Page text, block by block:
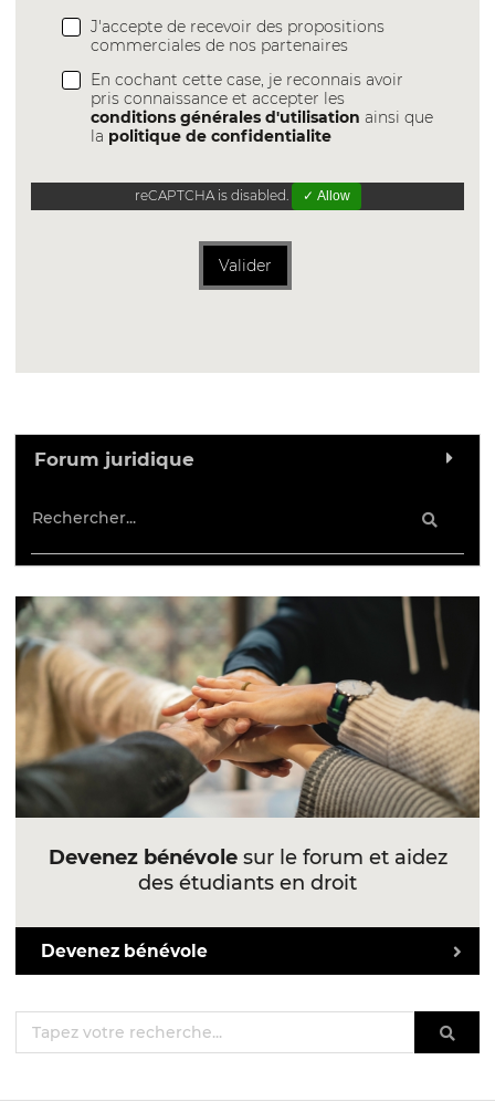
J'accepte de recevoir des propositions
commerciales de nos partenaires
En cochant cette case, je reconnais avoir
pris connaissance et accepter les
conditions générales d'utilisation ainsi que
la politique de confidentialite
reCAPTCHA is disabled. ✓ Allow
Valider
Forum juridique
Devenez bénévolesur le forum et aidez
des étudiants en droit
Devenez bénévole